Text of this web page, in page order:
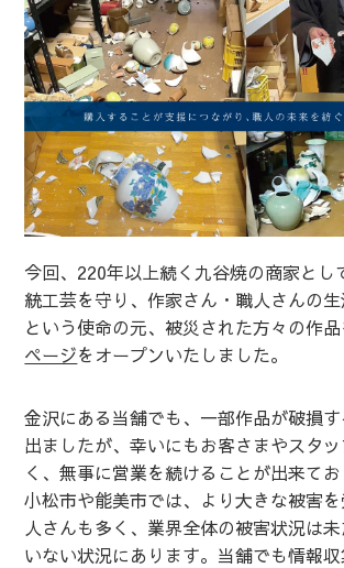
今回、220年以上続く九谷焼の商家とし
統工芸を守り、作家さん・職人さんの
という使命の元、被災された方々の作
ページをオープンいたしました。
金沢にある当舗でも、一部作品が破損
出ましたが、幸いにもお客さまやスタ
く、無事に営業を続けることが出来て
小松市や能美市では、より大きな被害
人さんも多く、業界全体の被害状況は
いない状況にあります。当舗でも情報